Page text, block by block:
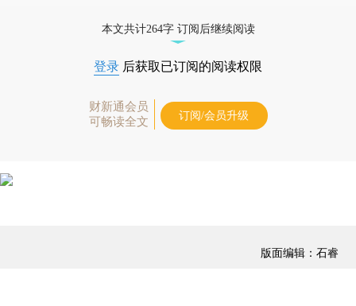
本文共计264字 订阅后继续阅读
登录 后获取已订阅的阅读权限
财新通会员
可畅读全文
订阅/会员升级
版面编辑：石睿